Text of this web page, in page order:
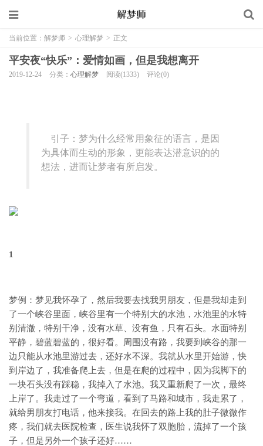
当前位置： 解梦师 > 心理解梦 > 正文
平安夜“快乐”：爱情如画，但是我想离开
2019-12-24 分类： 心理解梦 阅读(1333) 评论(0)
引子：梦为什么经常用象征的语言，是因
为具体而生动的形象，更能表达潜意识的的
想法，进而让梦者有所启发。
1
梦例：梦见我怀孕了，然后我要去找我男朋友，但是我却走到
了一个峡谷里面，峡谷里有一个特别大的水池，水池里的水特
别清澈，特别干净，没有水草、没有鱼，只有石头。水面特别
平静，碧蓝碧蓝的，很好看。周围没有路，我要到峡谷的那一
边只能从水池里游过去，还好水不深。我就从水里开始游，快
到岸边了，我准备爬上去，但是在爬的过程中，因为我脚下的
一块石头没有踩稳，我掉入了水池。我又重新爬了一次，最终
上岸了。我走过了一个弯道，看到了马路和城市，我走累了，
就给男朋友打电话，他来接我。在回去的路上我的肚子微微作
疼，我们就去医院检查，医生说我怀了双胞胎，流掉了一个孩
子，但是另外一个孩子还好……